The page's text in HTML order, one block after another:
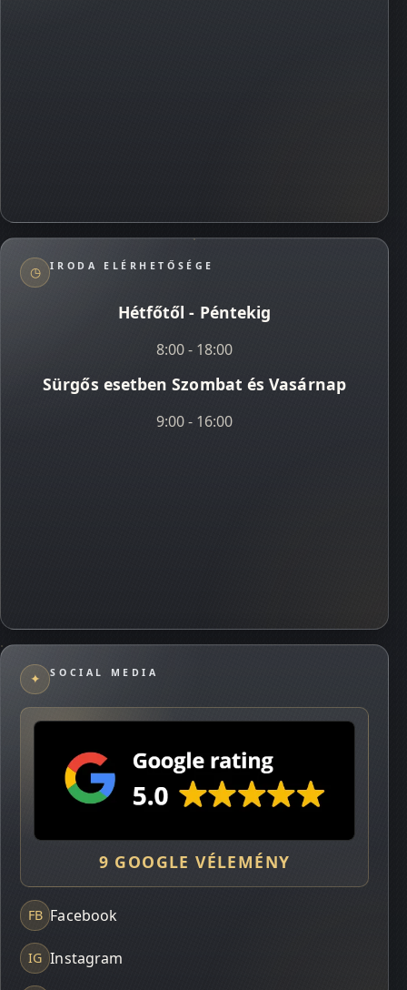
◷ IRODA ELÉRHETŐSÉGE
Hétfőtől - Péntekig
8:00 - 18:00
Sürgős esetben Szombat és Vasárnap
9:00 - 16:00
✦ SOCIAL MEDIA
9 GOOGLE VÉLEMÉNY
FB Facebook
IG Instagram